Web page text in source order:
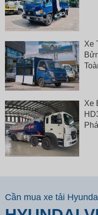
Xe
Xe
Cần mua xe tải